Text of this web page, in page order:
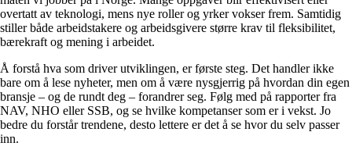
overtatt av teknologi, mens nye roller og yrker vokser frem. Samtidig
stiller både arbeidstakere og arbeidsgivere større krav til fleksibilitet,
bærekraft og mening i arbeidet.
Å forstå hva som driver utviklingen, er første steg. Det handler ikke
bare om å lese nyheter, men om å være nysgjerrig på hvordan din egen
bransje – og de rundt deg – forandrer seg. Følg med på rapporter fra
NAV, NHO eller SSB, og se hvilke kompetanser som er i vekst. Jo
bedre du forstår trendene, desto lettere er det å se hvor du selv passer
inn.